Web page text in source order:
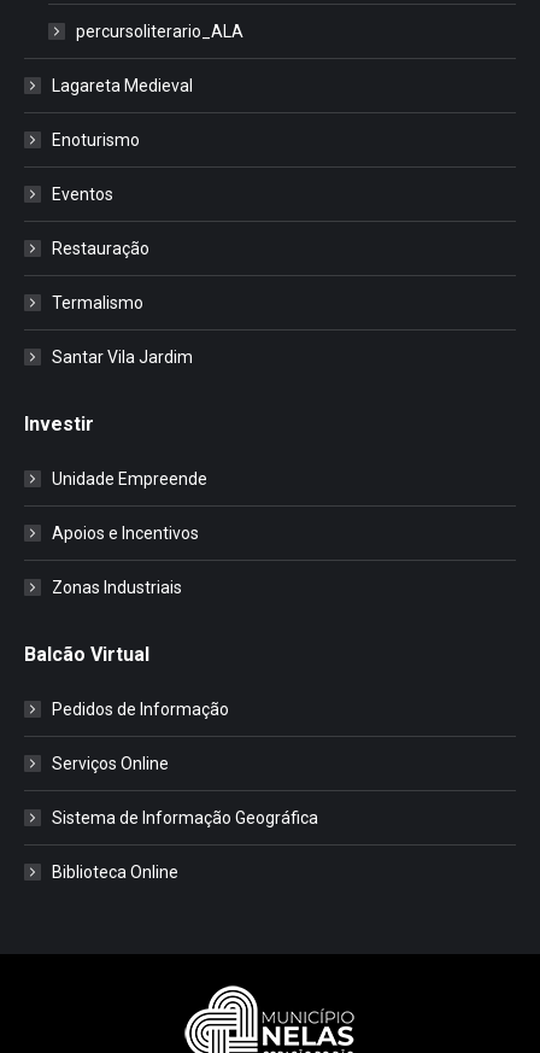
percursoliterario_ALA
Lagareta Medieval
Enoturismo
Eventos
Restauração
Termalismo
Santar Vila Jardim
Investir
Unidade Empreende
Apoios e Incentivos
Zonas Industriais
Balcão Virtual
Pedidos de Informação
Serviços Online
Sistema de Informação Geográfica
Biblioteca Online